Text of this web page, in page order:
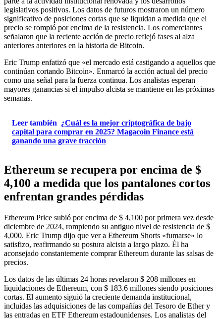
legislativos positivos. Los datos de futuros mostraron un número
significativo de posiciones cortas que se liquidan a medida que el
precio se rompió por encima de la resistencia. Los comerciantes
señalaron que la reciente acción de precio reflejó fases al alza
anteriores anteriores en la historia de Bitcoin.
Eric Trump enfatizó que «el mercado está castigando a aquellos que
continúan cortando Bitcoin». Enmarcó la acción actual del precio
como una señal para la fuerza continua. Los analistas esperan
mayores ganancias si el impulso alcista se mantiene en las próximas
semanas.
Leer también ¿Cuál es la mejor criptográfica de bajo
capital para comprar en 2025? Magacoin Finance está
ganando una grave tracción
Ethereum se recupera por encima de $
4,100 a medida que los pantalones cortos
enfrentan grandes pérdidas
Ethereum Price subió por encima de $ 4,100 por primera vez desde
diciembre de 2024, rompiendo su antiguo nivel de resistencia de $
4,000. Eric Trump dijo que ver a Ethereum Shorts «fumarse» lo
satisfizo, reafirmando su postura alcista a largo plazo. Él ha
aconsejado constantemente comprar Ethereum durante las salsas de
precios.
Los datos de las últimas 24 horas revelaron $ 208 millones en
liquidaciones de Ethereum, con $ 183.6 millones siendo posiciones
cortas. El aumento siguió la creciente demanda institucional,
incluidas las adquisiciones de las compañías del Tesoro de Ether y
las entradas en ETF Ethereum estadounidenses. Los analistas del